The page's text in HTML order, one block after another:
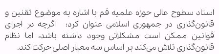
استاد سطوح عالی حوزه علمیه قم با اشاره به موضوع تقنین و
قانون‌گذاری در جمهوری اسلامی عنوان کرد: اگرچه در اجرای
قوانین ممکن است مشکلاتی وجود داشته باشد، اما نظام
قانون‌گذاری تلاش می‌کند بر اساس سه معیار اصلی حرکت کند.